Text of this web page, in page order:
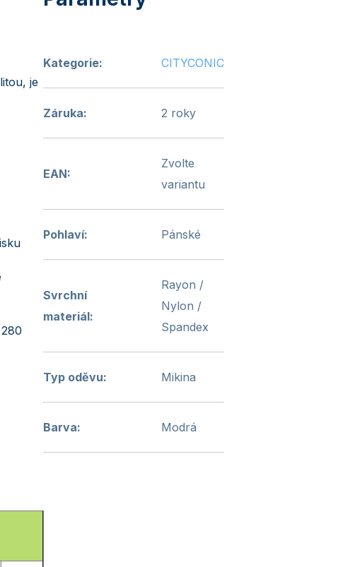
je
Kategorie: CITYCONIC
Záruka: 2 roky
EAN:
Zvolte
variantu
Pohlaví: Pánské
Svrchní
materiál:
Rayon /
Nylon /
Spandex
Typ oděvu: Mikina
Barva: Modrá